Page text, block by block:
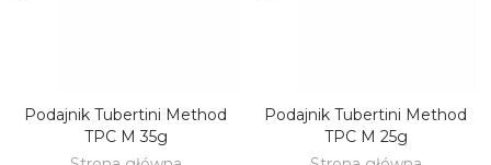
DODAJ DO KOSZYKA
Podajnik Tubertini Method
TPC M 35g
DODAJ DO KOSZYKA
Podajnik Tubertini Method
TPC M 25g